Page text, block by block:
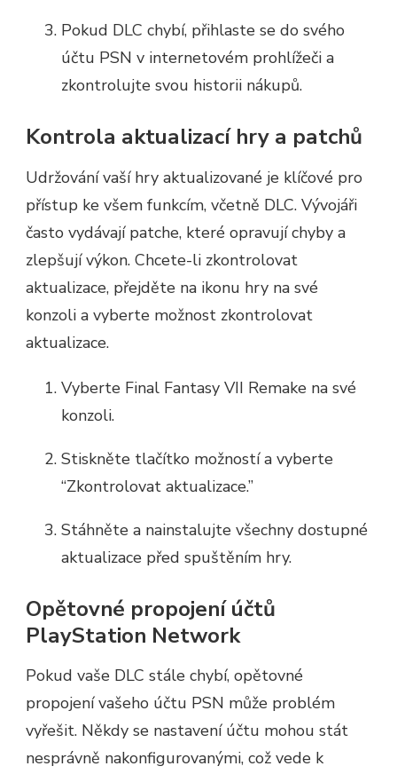
Pokud DLC chybí, přihlaste se do svého
účtu PSN v internetovém prohlížeči a
zkontrolujte svou historii nákupů.
Kontrola aktualizací hry a patchů
Udržování vaší hry aktualizované je klíčové pro
přístup ke všem funkcím, včetně DLC. Vývojáři
často vydávají patche, které opravují chyby a
zlepšují výkon. Chcete-li zkontrolovat
aktualizace, přejděte na ikonu hry na své
konzoli a vyberte možnost zkontrolovat
aktualizace.
Vyberte Final Fantasy VII Remake na své
konzoli.
Stiskněte tlačítko možností a vyberte
“Zkontrolovat aktualizace.”
Stáhněte a nainstalujte všechny dostupné
aktualizace před spuštěním hry.
Opětovné propojení účtů
PlayStation Network
Pokud vaše DLC stále chybí, opětovné
propojení vašeho účtu PSN může problém
vyřešit. Někdy se nastavení účtu mohou stát
nesprávně nakonfigurovanými, což vede k